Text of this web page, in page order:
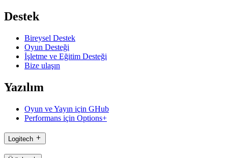
Destek
Bireysel Destek
Oyun Desteği
İşletme ve Eğitim Desteği
Bize ulaşın
Yazılım
Oyun ve Yayın için GHub
Performans için Options+
Logitech